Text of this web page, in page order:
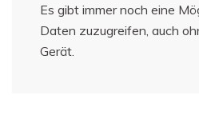
Es gibt immer noch eine
Daten zuzugreifen, auch
Gerät.